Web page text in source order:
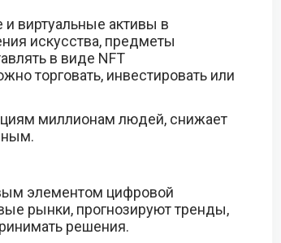
виртуальные активы в
искусства, предметы
в виде NFT
торговать, инвестировать или
миллионам людей, снижает
элементом цифровой
рынки, прогнозируют тренды,
решения.